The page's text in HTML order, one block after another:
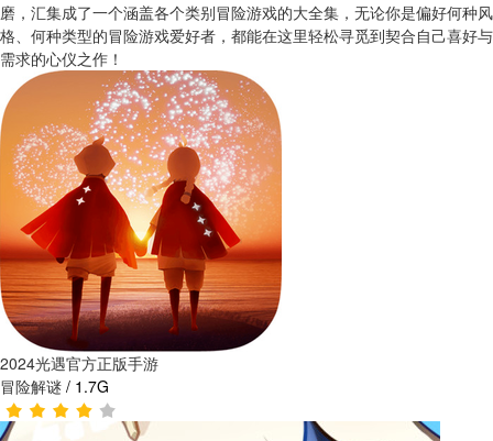
磨，汇集成了一个涵盖各个类别冒险游戏的大全集，无论你是偏好何种风
格、何种类型的冒险游戏爱好者，都能在这里轻松寻觅到契合自己喜好与
需求的心仪之作！
2024光遇官方正版手游
冒险解谜 / 1.7G